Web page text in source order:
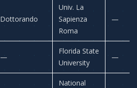
Dottorando
Univ. La
Sapienza
Roma
—
—
Florida State
University
—
National